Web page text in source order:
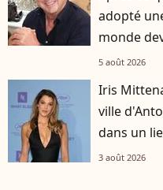
adopté
monde
5 août 2026
Iris
ville
dans un
3 août 2026